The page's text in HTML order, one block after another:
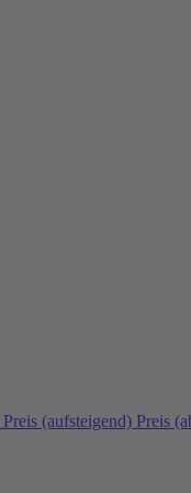
Preis (aufsteigend) Preis